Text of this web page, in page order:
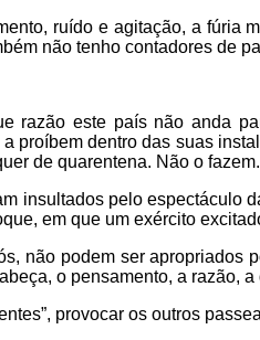
ruído e agitação, a
não tenho contadores de
razão este país não anda
proíbem dentro das suas
de quarentena. Não o
insultados pelo
em que um exército
não podem ser
o pensamento, a razão,
provocar os outros